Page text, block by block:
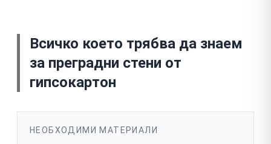
Всичко което трябва да знаем
за преградни стени от
гипсокартон
НЕОБХОДИМИ МАТЕРИАЛИ